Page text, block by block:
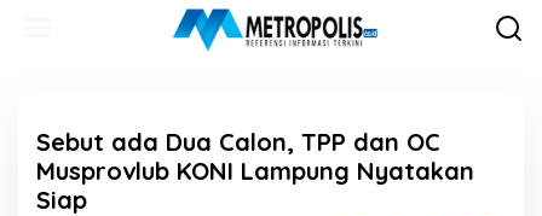
Sebut ada Dua Calon, TPP dan OC
Musprovlub KONI Lampung Nyatakan
Siap